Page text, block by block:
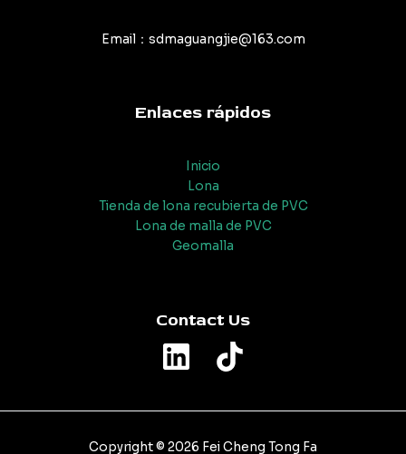
Email：sdmaguangjie@163.com
Enlaces rápidos
Inicio
Lona
Tienda de lona recubierta de PVC
Lona de malla de PVC
Geomalla
Contact Us
Copyright © 2026 Fei Cheng Tong Fa